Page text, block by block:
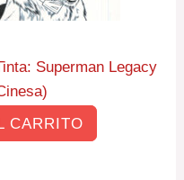
Superman Legacy
CARRITO